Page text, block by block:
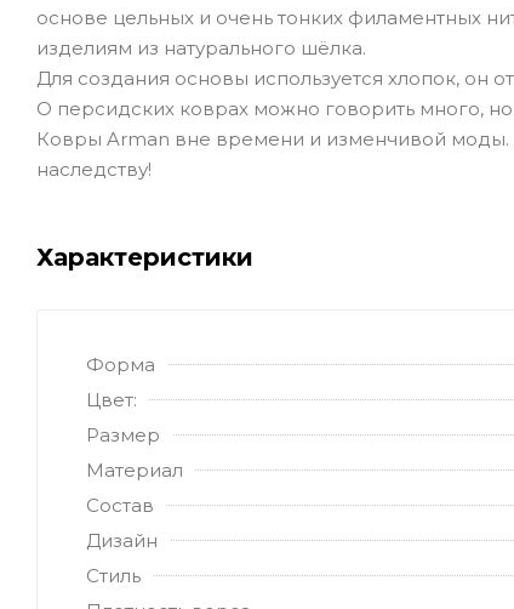
основе цельных и очень тонких филаментных
изделиям из натурального шёлка.
Для создания основы используется хлопок, он
О персидских коврах можно говорить много,
Ковры Arman вне времени и изменчивой моды.
наследству!
Характеристики
Форма
Цвет:
Размер
Материал
Состав
Дизайн
Стиль